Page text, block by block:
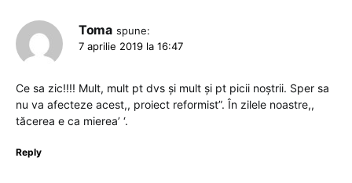
Toma spune:
7 aprilie 2019 la 16:47
Ce sa zic!!!! Mult, mult pt dvs și mult și pt picii noștrii. Sper sa
nu va afecteze acest,, proiect reformist”. În zilele noastre,,
tăcerea e ca mierea’ ‘.
Reply